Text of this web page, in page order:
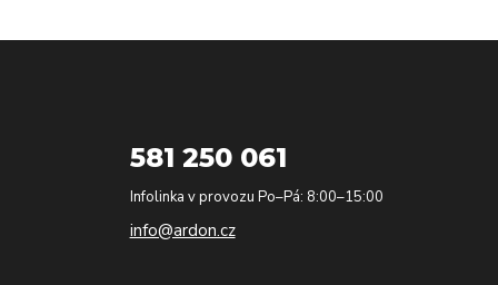
581 250 061
Infolinka v provozu Po–Pá: 8:00–15:00
info@ardon.cz